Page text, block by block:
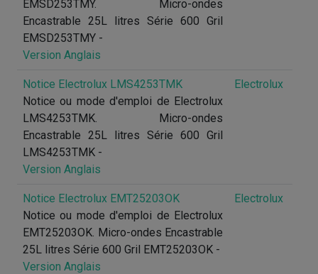
EMSD253TMY. Micro-ondes
Encastrable 25L litres Série 600 Gril
EMSD253TMY -
Version Anglais
Notice Electrolux LMS4253TMK
Notice ou mode d'emploi de Electrolux
LMS4253TMK. Micro-ondes
Encastrable 25L litres Série 600 Gril
LMS4253TMK -
Version Anglais
Electrolux
Notice Electrolux EMT25203OK
Notice ou mode d'emploi de Electrolux
EMT25203OK. Micro-ondes Encastrable
25L litres Série 600 Gril EMT25203OK -
Version Anglais
Electrolux